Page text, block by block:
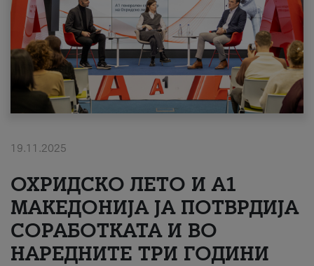
Приватни Деловни
Поддршка
Надополни кредит
#ПодобарОнлајн
19.11.2025
ОХРИДСКО ЛЕТО И A1
МАКЕДОНИЈА ЈА ПОТВРДИЈА
СОРАБОТКАТА И ВО
НАРЕДНИТЕ ТРИ ГОДИНИ